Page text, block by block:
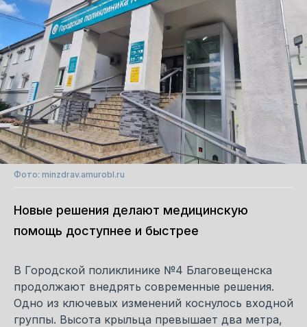
Фото: minzdrav.amurobl.ru
Новые решения делают медицинскую
помощь доступнее и быстрее
В Городской поликлинике №4 Благовещенска
продолжают внедрять современные решения.
Одно из ключевых изменений коснулось входной
группы. Высота крыльца превышает два метра,